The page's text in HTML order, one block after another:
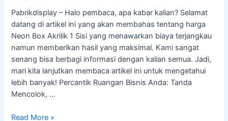
Pabrikdisplay – Halo pembaca, apa kabar kalian? Selamat
datang di artikel ini yang akan membahas tentang harga
Neon Box Akrilik 1 Sisi yang menawarkan biaya terjangkau
namun memberikan hasil yang maksimal. Kami sangat
senang bisa berbagi informasi dengan kalian semua. Jadi,
mari kita lanjutkan membaca artikel ini untuk mengetahui
lebih banyak! Percantik Ruangan Bisnis Anda: Tanda
Mencolok, …
Read More »